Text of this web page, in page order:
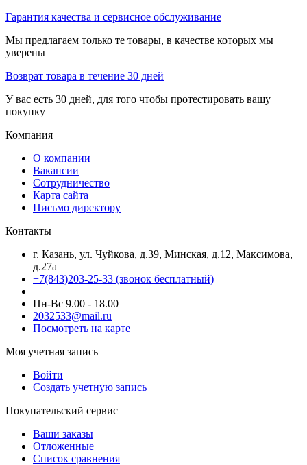
Гарантия качества и сервисное обслуживание
Мы предлагаем только те товары, в качестве которых мы
уверены
Возврат товара в течение 30 дней
У вас есть 30 дней, для того чтобы протестировать вашу
покупку
Компания
О компании
Вакансии
Сотрудничество
Карта сайта
Письмо директору
Контакты
г. Казань, ул. Чуйкова, д.39, Минская, д.12, Максимова,
д.27а
+7(843)203-25-33 (звонок бесплатный)
Пн-Вс 9.00 - 18.00
2032533@mail.ru
Посмотреть на карте
Моя учетная запись
Войти
Создать учетную запись
Покупательский сервис
Ваши заказы
Отложенные
Список сравнения